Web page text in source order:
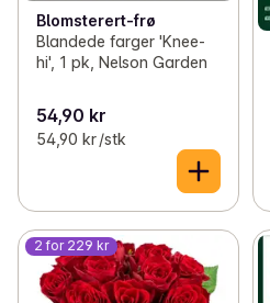
Blomsterert-frø
Blandede farger 'Knee-
hi', 1 pk, Nelson Garden
54,90 kr
54,90 kr /stk
2 for 229 kr